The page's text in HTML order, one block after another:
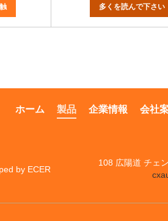
多くを読んで下さい
会社
企業情報
製品
ホーム
by ECER
108 広陽道 チェ